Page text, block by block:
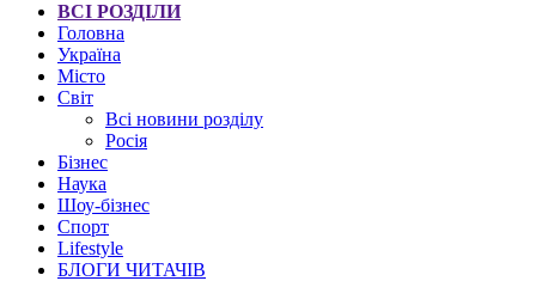
ВСІ РОЗДІЛИ
Головна
Україна
Місто
Світ
Всі новини розділу
Росія
Бізнес
Наука
Шоу-бізнес
Спорт
Lifestyle
БЛОГИ ЧИТАЧІВ